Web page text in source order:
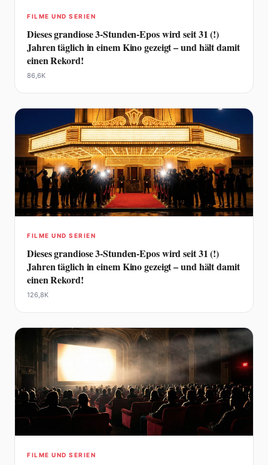
FILME UND SERIEN
Dieses grandiose 3-Stunden-Epos wird seit 31 (!)
Jahren täglich in einem Kino gezeigt – und hält damit
einen Rekord!
86,6K
FILME UND SERIEN
Dieses grandiose 3-Stunden-Epos wird seit 31 (!)
Jahren täglich in einem Kino gezeigt – und hält damit
einen Rekord!
126,8K
FILME UND SERIEN